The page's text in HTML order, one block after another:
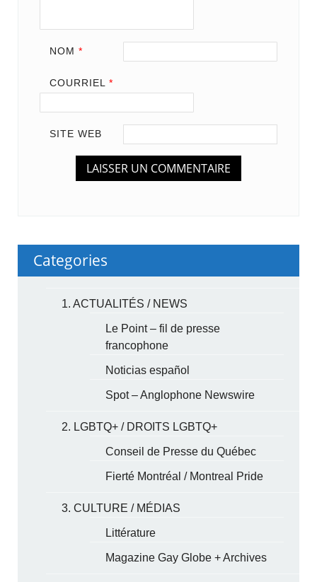
NOM *
COURRIEL *
SITE WEB
Categories
1. ACTUALITÉS / NEWS
Le Point – fil de presse
francophone
Noticias español
Spot – Anglophone Newswire
2. LGBTQ+ / DROITS LGBTQ+
Conseil de Presse du Québec
Fierté Montréal / Montreal Pride
3. CULTURE / MÉDIAS
Littérature
Magazine Gay Globe + Archives